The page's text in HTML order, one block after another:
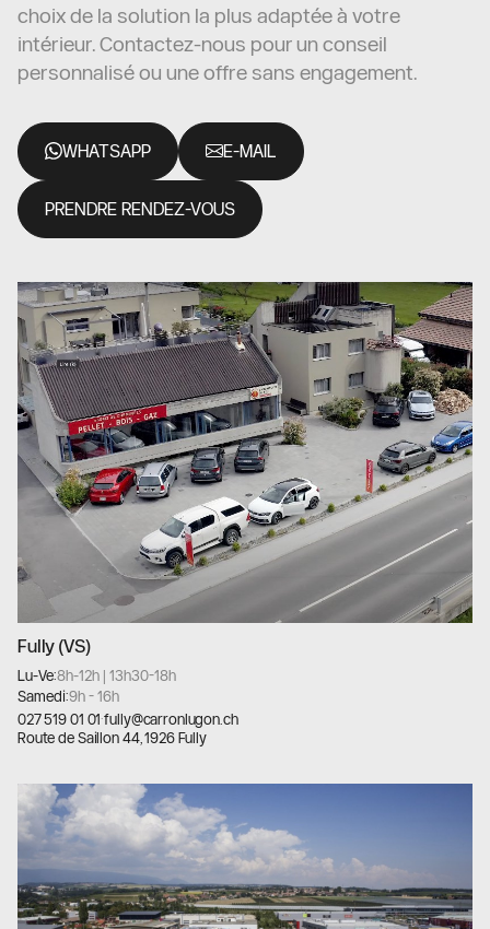
choix de la solution la plus adaptée à votre
intérieur. Contactez-nous pour un conseil
personnalisé ou une offre sans engagement.
WHATSAPP E-MAIL
PRENDRE RENDEZ-VOUS
Fully (VS)
Lu-Ve:8h-12h | 13h30-18h
Samedi:9h - 16h
027 519 01 01·fully@carronlugon.ch
Route de Saillon 44, 1926 Fully